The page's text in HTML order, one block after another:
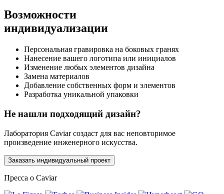
Возможности
индивидуализации
Персональная гравировка на боковых гранях
Нанесение вашего логотипа или инициалов
Изменение любых элементов дизайна
Замена материалов
Добавление собственных форм и элементов
Разработка уникальной упаковки
Не нашли подходящий дизайн?
Лаборатория Caviar создаст для вас неповторимое
произведение инженерного искусства.
Заказать индивидуальный проект
Пресса о Caviar